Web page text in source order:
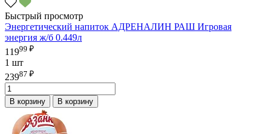
Быстрый просмотр
Энергетический напиток АДРЕНАЛИН РАШ Игровая
энергия ж/б 0.449л
11999 ₽
1 шт
23987 ₽
В корзину В корзину